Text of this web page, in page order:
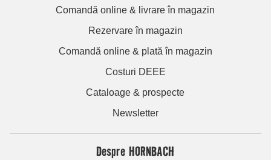
Comandă online & livrare în magazin
Rezervare în magazin
Comandă online & plată în magazin
Costuri DEEE
Cataloage & prospecte
Newsletter
Despre HORNBACH